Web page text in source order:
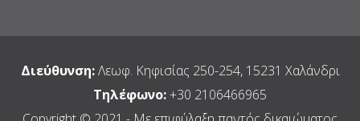
Διεύθυνση:Λεωφ. Κηφισίας 250-254, 15231 Χαλάνδρι
Τηλέφωνο:+30 2106466965